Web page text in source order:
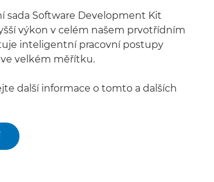
sada Software Development Kit
výkon v celém našem prvotřídním
inteligentní pracovní postupy
velkém měřítku.
další informace o tomto a dalších